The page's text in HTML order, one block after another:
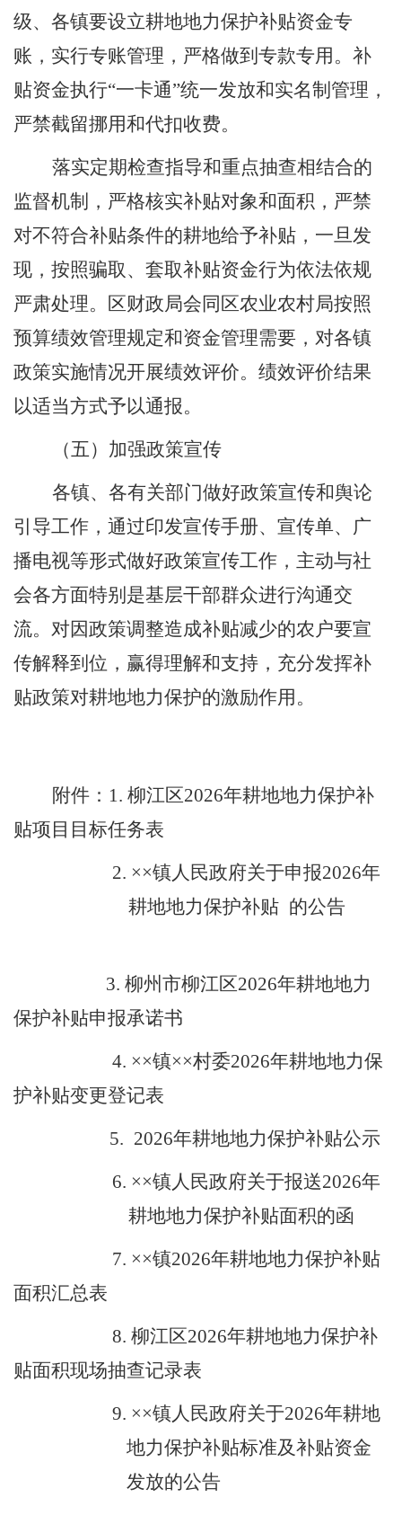
级、 各镇要设立耕地地力保护补贴资金专
账，实行专账管理，严格做到专款专用。补
贴资金执行“一卡通”统一发放和实名制管理，
严禁截留挪用和代扣收费。
落实定期检查指导和重点抽查相结合的
监督机制，严格核实补贴对象和面积，严禁
对不符合补贴条件的耕地给予补贴，一旦发
现，按照骗取、套取补贴资金行为依法依规
严肃处理。区财政局会同区农业农村局按照
预算绩效管理规定和资金管理需要，对各镇
政策实施情况开展绩效评价。绩效评价结果
以适当方式予以通报。
（五）加强政策宣传
各镇、各有关部门做好政策宣传和舆论
引导工作，通过印发宣传手册、宣传单、广
播电视等形式做好政策宣传工作，主动与社
会各方面特别是基层干部群众进行沟通交
流。对因政策调整造成补贴减少的农户要宣
传解释到位，赢得理解和支持，充分发挥补
贴政策对耕地地力保护的激励作用。
附件： 1. 柳江区2026年耕地地力保护补
贴项目目标任务表
2. ××镇人民政府关于申报2026年
耕地地力保护补贴 的公告
3. 柳州市柳江区2026年耕地地力
保护补贴申报承诺书
4. ××镇××村委2026年耕地地力保
护补贴变更登记表
5. 2026年耕地地力保护补贴公示
6. ××镇人民政府关于报送2026年
耕地地力保护补贴面积的函
7. ××镇2026年耕地地力保护补贴
面积汇总表
8. 柳江区2026年耕地地力保护补
贴面积现场抽查记录表
××镇人民政府关于2026年耕地
地力保护补贴标准及补贴资金
发放的公告